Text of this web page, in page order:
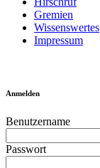
Gremien
Wissenswertes
Impressum
Anmelden
Benutzername
Passwort